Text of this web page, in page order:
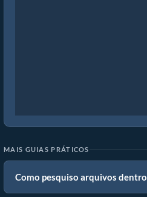
MAIS GUIAS PRÁTICOS
Como pesquiso arquivos